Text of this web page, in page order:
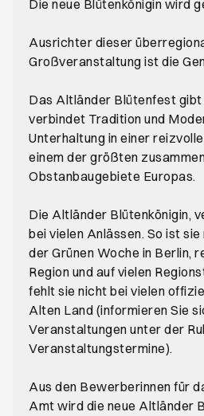
Die neue Blütenkönigin wird
Ausrichter dieser
Großveranstaltung ist die
Das Altländer Blütenfest gibt
verbindet Tradition und
Unterhaltung in einer
einem der größten
Obstanbaugebiete Europas.
Die Altländer Blütenkönigin,
bei vielen Anlässen. So ist
der Grünen Woche in Berlin,
Region und auf vielen
fehlt sie nicht bei vielen
Alten Land (informieren Sie
Veranstaltungen unter der
Veranstaltungstermine).
Aus den Bewerberinnen für
Amt wird die neue Altländer